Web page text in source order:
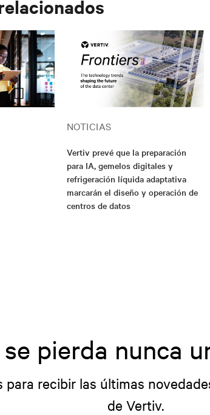
NOTICIAS
Vertiv prevé que la preparación
para IA, gemelos digitales y
refrigeración líquida adaptativa
marcarán el diseño y operación de
centros de datos
se pierda nunca
recibir las últimas
de Vertiv.